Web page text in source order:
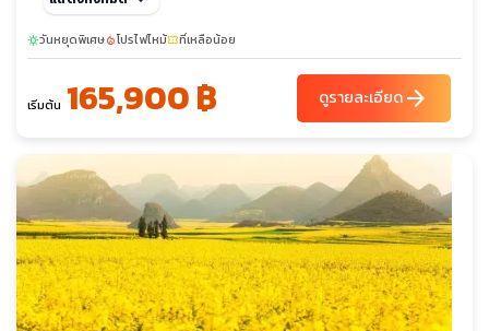
sunnyวันหยุดพิเศษlocal_fire_departmentโปรไฟไหม้confirmation_numberที่เหลือน้อย
เริ่มต้น 165,900 ฿ ดูรายละเอียดarrow_forward